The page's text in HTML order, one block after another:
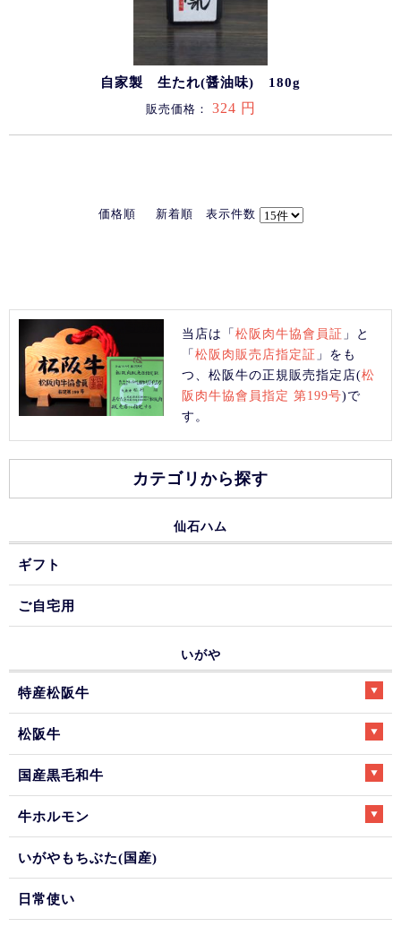
自家製 生たれ(醤油味) 180g
販売価格： 324 円
価格順 新着順 表示件数
当店は「松阪肉牛協會員証 」と
「松阪肉販売店指定証 」をも
つ、松阪牛の正規販売指定店(松
阪肉牛協會員指定 第199号)で
す。
カテゴリから探す
仙石ハム
ギフト
ご自宅用
いがや
特産松阪牛
松阪牛
国産黒毛和牛
牛ホルモン
いがやもちぶた(国産)
日常使い